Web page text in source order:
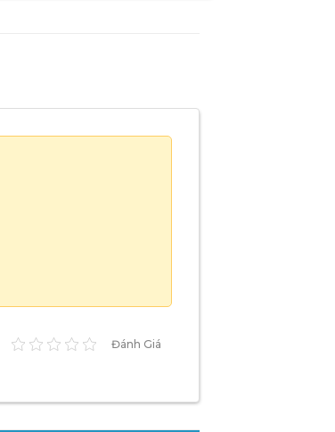
Đánh Giá